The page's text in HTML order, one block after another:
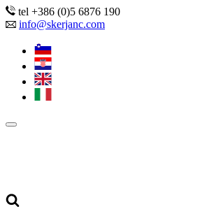
tel +386 (0)5 6876 190
info@skerjanc.com